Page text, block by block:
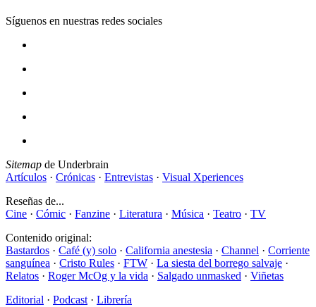
Síguenos en nuestras redes sociales
Sitemap de Underbrain
Artículos · Crónicas · Entrevistas · Visual Xperiences
Reseñas de...
Cine · Cómic · Fanzine · Literatura · Música · Teatro · TV
Contenido original:
Bastardos · Café (y) solo · California anestesia · Channel · Corriente
sanguínea · Cristo Rules · FTW · La siesta del borrego salvaje ·
Relatos · Roger McOg y la vida · Salgado unmasked · Viñetas
Editorial · Podcast · Librería